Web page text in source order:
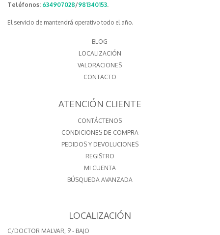
Teléfonos: 634907028/981340153.
El servicio de mantendrá operativo todo el año.
BLOG
LOCALIZACIÓN
VALORACIONES
CONTACTO
ATENCIÓN CLIENTE
CONTÁCTENOS
CONDICIONES DE COMPRA
PEDIDOS Y DEVOLUCIONES
REGISTRO
MI CUENTA
BÚSQUEDA AVANZADA
LOCALIZACIÓN
C/DOCTOR MALVAR, 9 - BAJO